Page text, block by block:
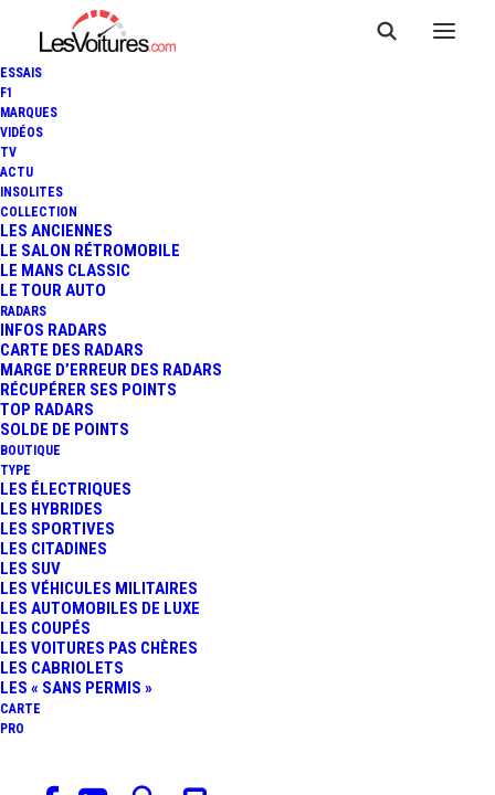
ESSAIS
F1
MARQUES
VIDÉOS
TV
ACTU
INSOLITES
COLLECTION
LES ANCIENNES
LE SALON RÉTROMOBILE
LE MANS CLASSIC
LE TOUR AUTO
RADARS
INFOS RADARS
CARTE DES RADARS
MARGE D’ERREUR DES RADARS
RÉCUPÉRER SES POINTS
TOP RADARS
SOLDE DE POINTS
BOUTIQUE
TYPE
LES ÉLECTRIQUES
LES HYBRIDES
LES SPORTIVES
LES CITADINES
LES SUV
LES VÉHICULES MILITAIRES
LES AUTOMOBILES DE LUXE
LES COUPÉS
LES VOITURES PAS CHÈRES
LES CABRIOLETS
LES « SANS PERMIS »
CARTE
PRO
SPECTACULAIRE
PRÉPARATION TOUT-TERRAIN
2 Minutes
Le Dacia Duster, déjà disponible